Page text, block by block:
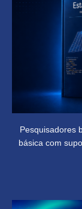
Pesquisadores
básica com